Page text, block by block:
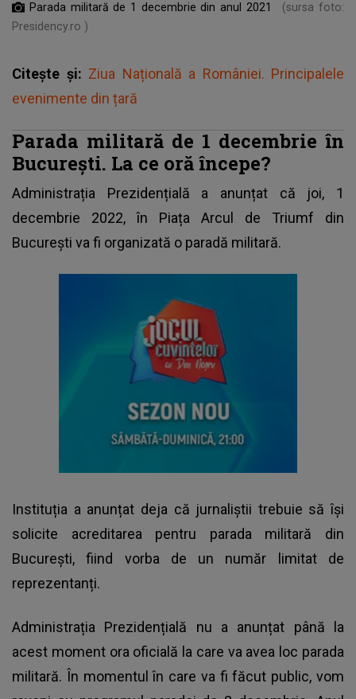
Parada militară de 1 decembrie din anul 2021
(sursa foto:
Presidency.ro )
Citește și: Ziua Națională a României. Principalele
evenimente din țară
Parada militară de 1 decembrie în
București. La ce oră începe?
Administrația Prezidențială a anunțat că joi, 1
decembrie 2022, în Piața Arcul de Triumf din
București va fi organizată o paradă militară.
Instituția a anunțat deja că jurnaliștii trebuie să își
solicite acreditarea pentru parada militară din
București, fiind vorba de un număr limitat de
reprezentanți.
Administrația Prezidențială nu a anunțat până la
acest moment ora oficială la care va avea loc parada
militară. În momentul în care va fi făcut public, vom